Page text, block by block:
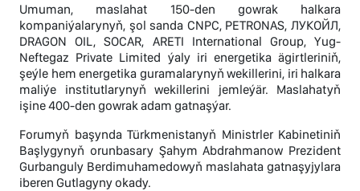
Umuman, maslahat 150-den gowrak halkara
kompaniýalarynyň, şol sanda CNPC, PETRONAS, ЛУКОЙЛ,
DRAGON OIL, SOCAR, ARETI International Group, Yug-
Neftegaz Private Limited ýaly iri energetika ägirtleriniň,
şeýle hem energetika guramalarynyň wekillerini, iri halkara
maliýe institutlarynyň wekillerini jemleýär. Maslahatyň
işine 400-den gowrak adam gatnaşýar.
Forumyň başynda Türkmenistanyň Ministrler Kabinetiniň
Başlygynyň orunbasary Şahym Abdrahmanow Prezident
Gurbanguly Berdimuhamedowyň maslahata gatnaşyjylara
iberen Gutlagyny okady.